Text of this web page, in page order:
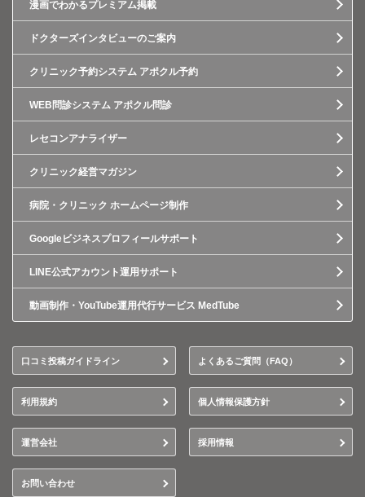
漫画でわかるプレミアム掲載
ドクターズインタビューのご案内
クリニック予約システム アポクル予約
WEB問診システム アポクル問診
レセコンアナライザー
クリニック経営マガジン
病院・クリニック ホームページ制作
Googleビジネスプロフィールサポート
LINE公式アカウント運用サポート
動画制作・YouTube運用代行サービス MedTube
口コミ投稿ガイドライン よくあるご質問（FAQ）
利用規約 個人情報保護方針
運営会社 採用情報
お問い合わせ